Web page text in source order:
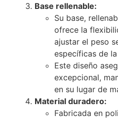
Base rellenable:
Su base,
ofrece la
ajustar el peso
específicas de
Este diseño
excepcional,
en su lugar de
Material duradero:
Fabricada en